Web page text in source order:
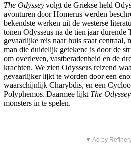
The Odyssey volgt de Griekse held
avonturen door Homerus werden
bekendste werken uit de westerse
tonen Odysseus na de tien jaar durende
gevaarlijke reis naar huis staat centraal,
man die duidelijk getekend is door de
om overleven, vastberadenheid en de
krachten. We zien Odysseus reizend
gevaarlijker lijkt te worden door een
waarschijnlijk Charybdis, en een
Polyphemos. Daarmee lijkt The Odyssey
monsters in te spelen.
▼ Ad by